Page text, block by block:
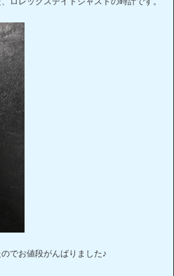
でお値段がんばりました♪